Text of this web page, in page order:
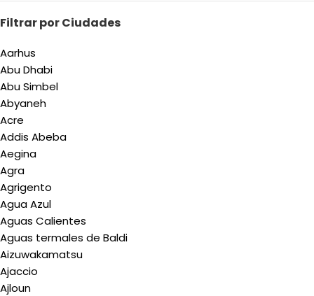
Filtrar por Ciudades
Aarhus
Abu Dhabi
Abu Simbel
Abyaneh
Acre
Addis Abeba
Aegina
Agra
Agrigento
Agua Azul
Aguas Calientes
Aguas termales de Baldi
Aizuwakamatsu
Ajaccio
Ajloun